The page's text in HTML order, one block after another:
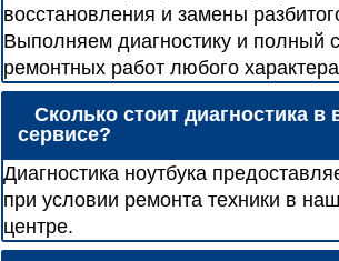
восстановления и замены
Выполняем диагностику и полный
ремонтных работ любого
Сколько стоит диагностика в
сервисе?
Диагностика ноутбука
при условии ремонта техники в
центре.